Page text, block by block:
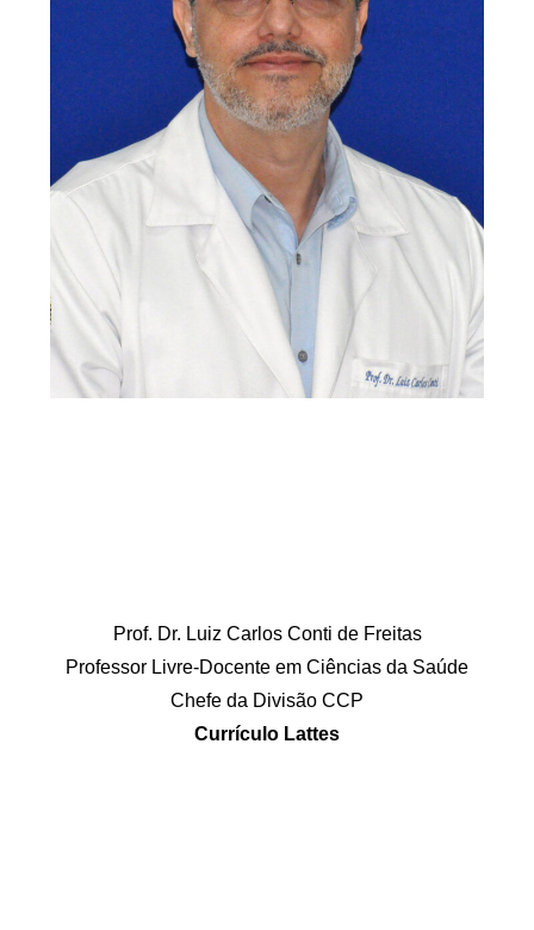
Prof. Dr. Luiz Carlos Conti de Freitas
Professor Livre-Docente em Ciências da Saúde
Chefe da Divisão CCP
Currículo Lattes